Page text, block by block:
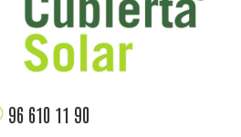
96 610 11 90